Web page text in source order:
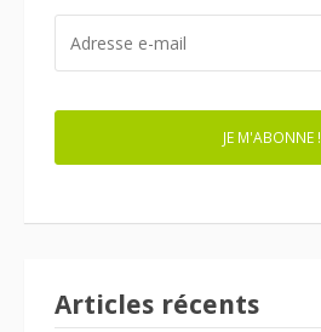
MAIL
JE M'ABONNE !
Articles récents